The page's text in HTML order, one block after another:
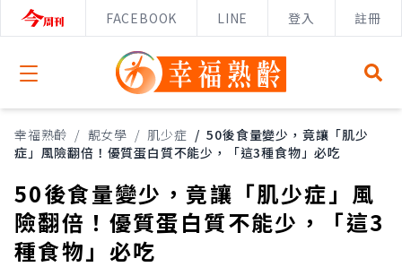
FACEBOOK LINE 登入 註冊
Open menu
幸福熟齡 / 靚女學 / 肌少症 / 50後食量變少，竟讓「肌少
症」風險翻倍！優質蛋白質不能少，「這3種食物」必吃
50後食量變少，竟讓「肌少症」風
險翻倍！優質蛋白質不能少，「這3
種食物」必吃